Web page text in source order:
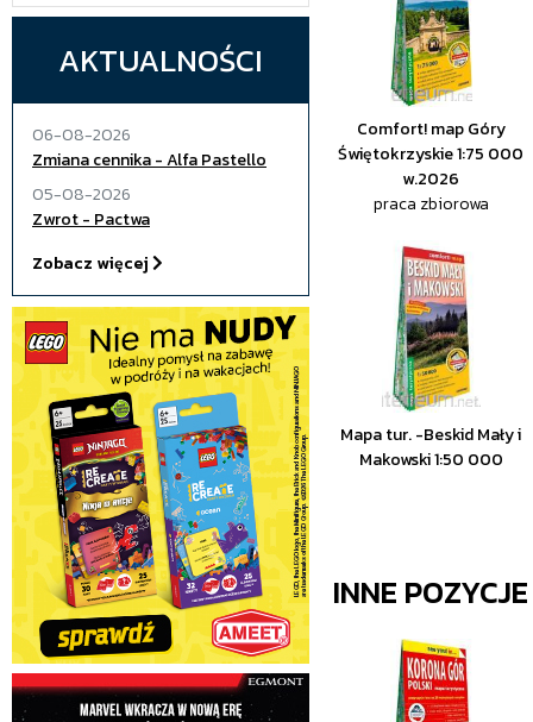
AKTUALNOŚCI
06-08-2026
Zmiana cennika - Alfa Pastello
05-08-2026
Zwrot - Pactwa
Zobacz więcej
Comfort! map Góry
Świętokrzyskie 1:75 000
w.2026
praca zbiorowa
Mapa tur. -Beskid Mały i
Makowski 1:50 000
INNE